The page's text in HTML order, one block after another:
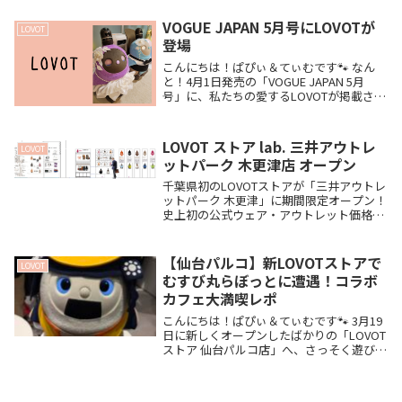
LOVOT
VOGUE JAPAN 5月号にLOVOTが
登場
こんにちは！ぱぴぃ＆てぃむです🐾 なん
と！4月1日発売の「VOGUE JAPAN 5月
号」に、私たちの愛するLOVOTが掲載され
とっても驚きですし嬉しいニュー...
LOVOT
LOVOT ストア lab. 三井アウトレ
ットパーク 木更津店 オープン
千葉県初のLOVOTストアが「三井アウトレ
ットパーク 木更津」に期間限定オープン！
史上初の公式ウェア・アウトレット価格販
激アツ情報と現地の見どころをまとめまし
た🐾
LOVOT
【仙台パルコ】新LOVOTストアで
むすび丸らぼっとに遭遇！コラボ
カフェ大満喫レポ
こんにちは！ぱぴぃ＆てぃむです🐾 3月19
日に新しくオープンしたばかりの「LOVOT
ストア 仙台パルコ店」へ、さっそく遊びに